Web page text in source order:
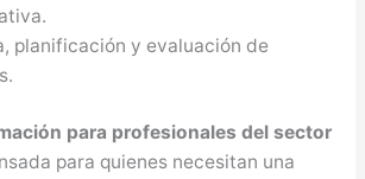
planificación y evaluación de
para profesionales del sector
para quienes necesitan una